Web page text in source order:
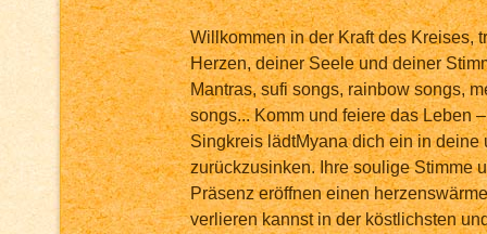
Willkommen in der Kraft des Kreises,
Herzen, deiner Seele und deiner
Mantras, sufi songs, rainbow songs,
songs... Komm und feiere das Leben
Singkreis lädtMyana dich ein in deine
zurückzusinken. Ihre soulige Stimme
Präsenz eröffnen einen
verlieren kannst in der köstlichsten